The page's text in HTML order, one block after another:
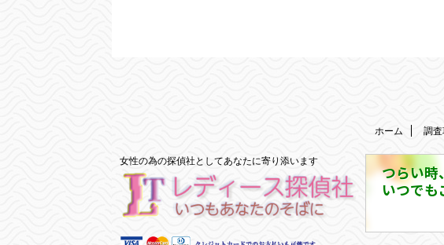
ホーム 調査
つらい時、
いつでも
女性の為の探偵社としてあなたに寄り添います